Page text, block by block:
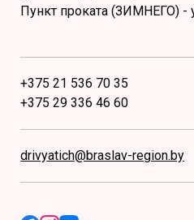
Пункт проката (ЗИМНЕГО) -
+375 21 536 70 35
+375 29 336 46 60
drivyatich@braslav-region.by